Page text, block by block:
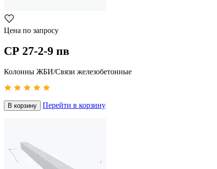
Цена по запросу
СР 27-2-9 пв
Колонны ЖБИ/Связи железобетонные
В корзину Перейти в корзину